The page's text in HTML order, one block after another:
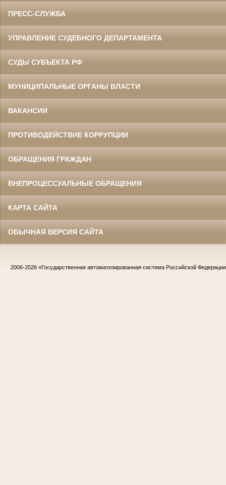
ПРЕСС-СЛУЖБА
УПРАВЛЕНИЕ СУДЕБНОГО ДЕПАРТАМЕНТА
СУДЫ СУБЪЕКТА РФ
МУНИЦИПАЛЬНЫЕ ОРГАНЫ ВЛАСТИ
ВАКАНСИИ
ПРОТИВОДЕЙСТВИЕ КОРРУПЦИИ
ОБРАЩЕНИЯ ГРАЖДАН
ВНЕПРОЦЕССУАЛЬНЫЕ ОБРАЩЕНИЯ
КАРТА САЙТА
ОБЫЧНАЯ ВЕРСИЯ САЙТА
2006-2026 «Государственная автоматизированная система Российской